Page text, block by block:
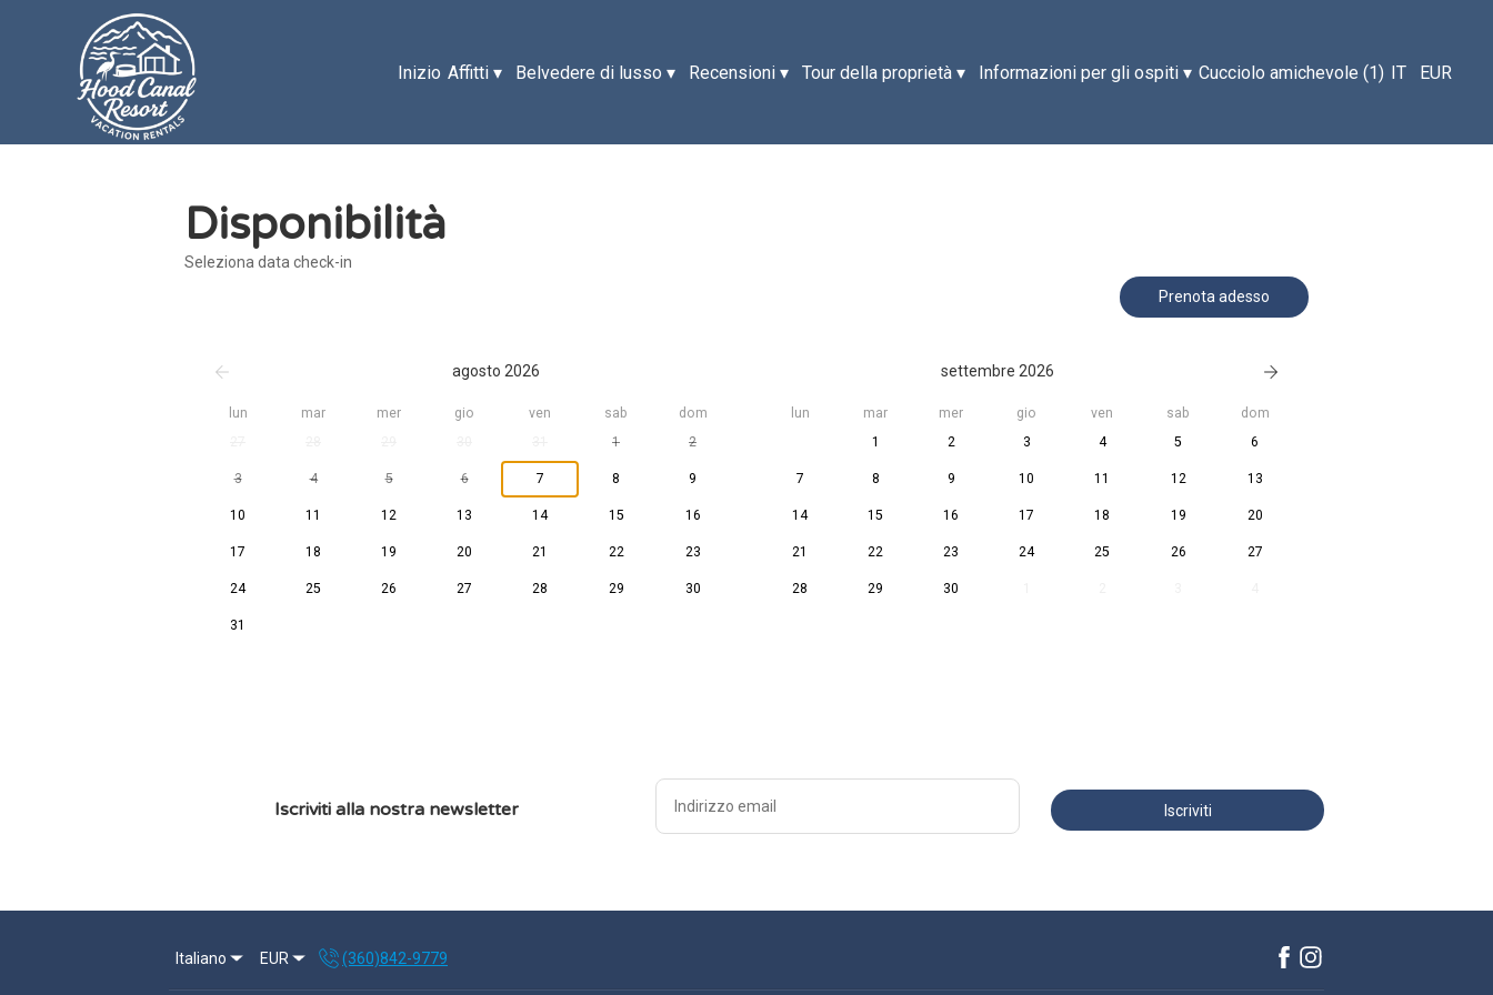
Inizio Affitti ▾ Belvedere di lusso ▾ Recensioni ▾ Tour della proprietà ▾ Informazioni per gli ospiti ▾ Cucciolo amichevole (1) IT EUR
Disponibilità
Seleziona data check-in
Prenota adesso
agosto 2026 settembre 2026
lun mar mer gio ven sab
dom
1 2
3 4 5 6 7 8 9
10 11 12 13 14 15 16
17 18 19 20 21 22 23
24 25 26 27 28 29 30
31
lun mar mer gio ven sab
dom
1
2 3 4 5 6
7 8 9 10 11 12 13
14 15 16 17 18 19 20
21 22 23 24 25 26 27
28 29 30
Iscriviti alla nostra newsletter Iscriviti
Italiano EUR (360)842-9779